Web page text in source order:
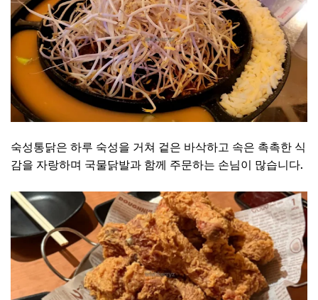
숙성통닭은 하루 숙성을 거쳐 겉은 바삭하고 속은 촉촉한 식
감을 자랑하며 국물닭발과 함께 주문하는 손님이 많습니다.